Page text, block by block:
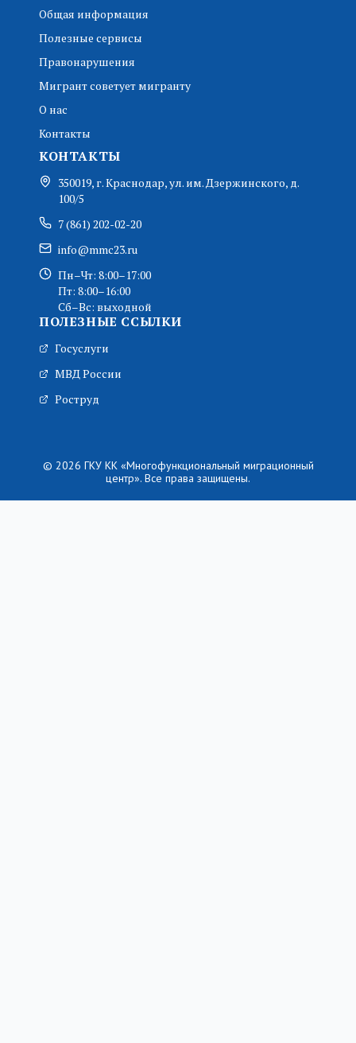
Общая информация
Полезные сервисы
Правонарушения
Мигрант советует мигранту
О нас
Контакты
КОНТАКТЫ
350019, г. Краснодар, ул. им. Дзержинского, д.
100/5
7 (861) 202-02-20
info@mmc23.ru
Пн–Чт: 8:00–17:00
Пт: 8:00–16:00
Сб–Вс: выходной
ПОЛЕЗНЫЕ ССЫЛКИ
Госуслуги
МВД России
Роструд
© 2026 ГКУ КК «Многофункциональный миграционный
центр». Все права защищены.